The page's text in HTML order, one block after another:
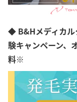
大分県
宮崎県
鹿児島県
沖縄県
◆ B&Hメディカル
験キャンペーン、
料※